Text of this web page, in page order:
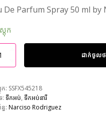
De Parfum Spray 50 ml by
តុក
ដាក់ចូល
ក: SSFX545218
: ទឹកអប់, ទឹកអប់នារី
ធ: Narciso Rodriguez